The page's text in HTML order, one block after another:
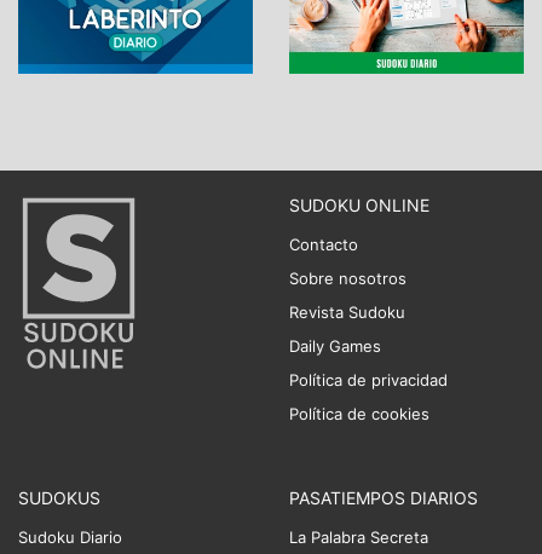
SUDOKU ONLINE
Contacto
Sobre nosotros
Revista Sudoku
Daily Games
Política de privacidad
Política de cookies
SUDOKUS
Sudoku Diario
PASATIEMPOS DIARIOS
La Palabra Secreta